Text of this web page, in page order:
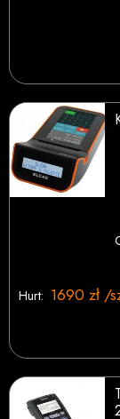
Hurt: 1690 zł /